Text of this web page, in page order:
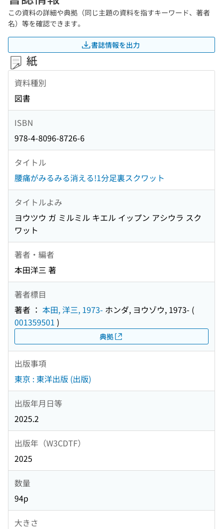
この資料の詳細や典拠（同じ主題の資料を指すキーワード、著者
名）等を確認できます。
書誌情報を出力
紙
資料種別
図書
ISBN
978-4-8096-8726-6
タイトル
腰痛がみるみる消える!1分足裏スクワット
タイトルよみ
ヨウツウ ガ ミルミル キエル イップン アシウラ スク
ワット
著者・編者
本田洋三 著
著者標目
著者 ： 本田, 洋三, 1973- ホンダ, ヨウゾウ, 1973- (
001359501 )
典拠
出版事項
東京 : 東洋出版 (出版)
出版年月日等
2025.2
出版年（W3CDTF）
2025
数量
94p
大きさ